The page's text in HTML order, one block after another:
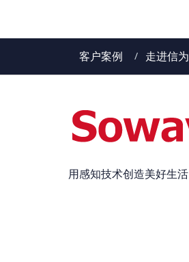
客户案例 走进信为
用感知技术创造美好生活